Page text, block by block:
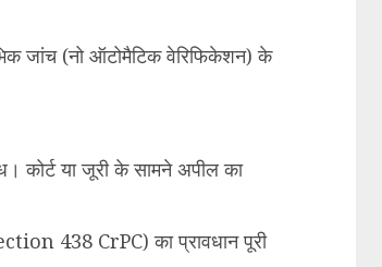
जांच (नो ऑटोमैटिक वेरिफिकेशन) के
कोर्ट या जूरी के सामने अपील का
438 CrPC) का प्रावधान पूरी